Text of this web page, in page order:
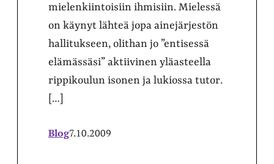
mielenkiintoisiin ihmisiin. Mielessä
on käynyt lähteä jopa ainejärjestön
hallitukseen, olithan jo ”entisessä
elämässäsi” aktiivinen yläasteella
rippikoulun isonen ja lukiossa tutor.
[…]
Blog7.10.2009